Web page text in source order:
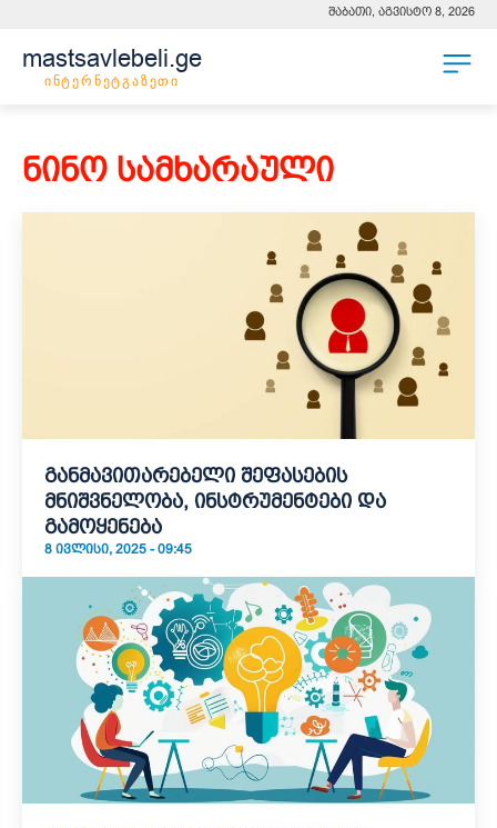
შაბათი, აგვისტო 8, 2026
mastsavlebeli.ge
ინტერნეტგაზეთი
ნინო სამხარაული
განმავითარებელი შეფასების
მნიშვნელობა, ინსტრუმენტები და
გამოყენება
8 ᲘᲕᲚᲘᲡᲘ, 2025 - 09:45